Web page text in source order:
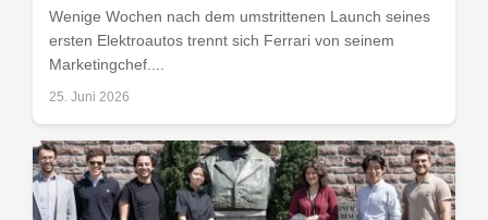
Wenige Wochen nach dem umstrittenen Launch seines
ersten Elektroautos trennt sich Ferrari von seinem
Marketingchef....
25. Juni 2026